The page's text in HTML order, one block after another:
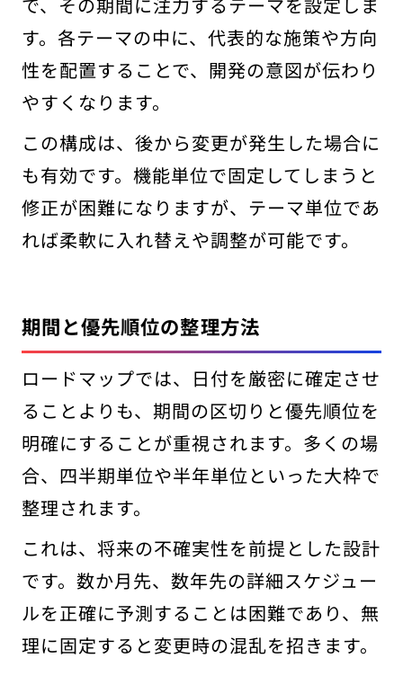
す。各テーマの中に、代表的な施策や方向
性を配置することで、開発の意図が伝わり
やすくなります。
この構成は、後から変更が発生した場合に
も有効です。機能単位で固定してしまうと
修正が困難になりますが、テーマ単位であ
れば柔軟に入れ替えや調整が可能です。
期間と優先順位の整理方法
ロードマップでは、日付を厳密に確定させ
ることよりも、期間の区切りと優先順位を
明確にすることが重視されます。多くの場
合、四半期単位や半年単位といった大枠で
整理されます。
これは、将来の不確実性を前提とした設計
です。数か月先、数年先の詳細スケジュー
ルを正確に予測することは困難であり、無
理に固定すると変更時の混乱を招きます。